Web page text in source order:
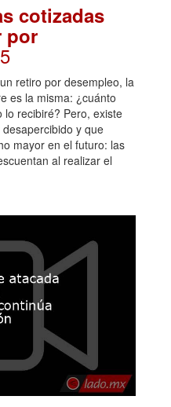
cotizadas
por
retiro por desempleo, la
es la misma: ¿cuánto
recibiré? Pero, existe
y que
mayor en el futuro: las
al realizar el